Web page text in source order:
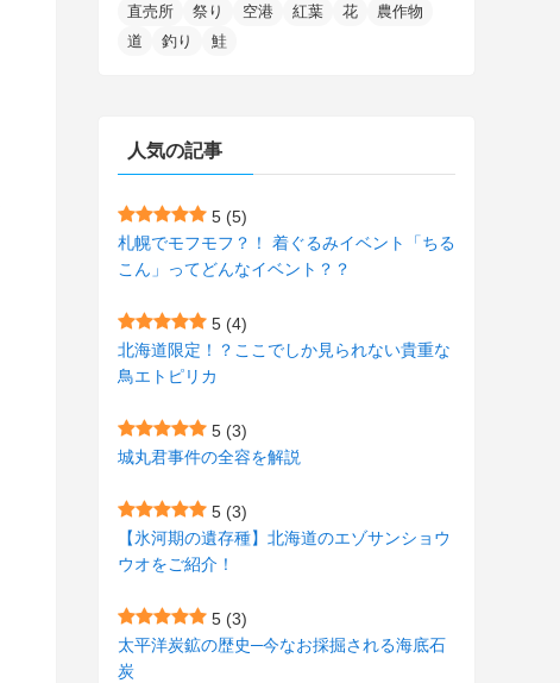
(1)
(7)
(10)
(5)
(15)
(9)
(11)
(3)
(15)
(157)
(52)
(3)
(5)
(1)
(8)
(5)
(4)
(1)
(10)
(2)
(1)
(4)
(2)
(3)
(3)
(6)
(2)
(1)
(4)
直売所
祭り 空港 紅葉 花
農作物
道
釣り 鮭
人気の記事
5 (5)
札幌でモフモフ？！ 着ぐるみイベント「ちる
こん」ってどんなイベント？？
5 (4)
北海道限定！？ここでしか見られない貴重な
鳥エトピリカ
5 (3)
城丸君事件の全容を解説
5 (3)
【氷河期の遺存種】北海道のエゾサンショウ
ウオをご紹介！
5 (3)
太平洋炭鉱の歴史─今なお採掘される海底石
炭